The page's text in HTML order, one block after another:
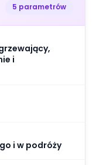
5 parametrów
i
i w podróży